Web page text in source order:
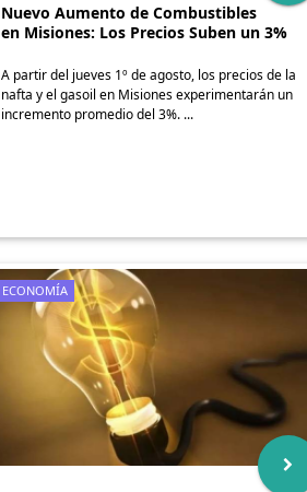
Nuevo Aumento de Combustibles
en Misiones: Los Precios Suben un 3%
A partir del jueves 1º de agosto, los precios de la
nafta y el gasoil en Misiones experimentarán un
incremento promedio del 3%. ...
ECONOMÍA